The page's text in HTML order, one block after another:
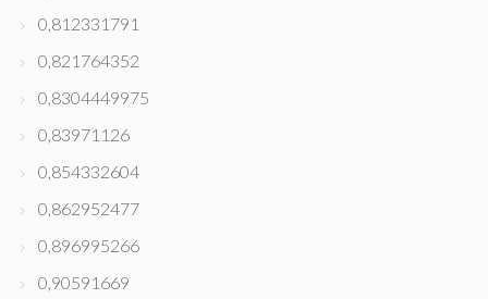
0,812331791
0,821764352
0,8304449975
0,83971126
0,854332604
0,862952477
0,896995266
0,90591669